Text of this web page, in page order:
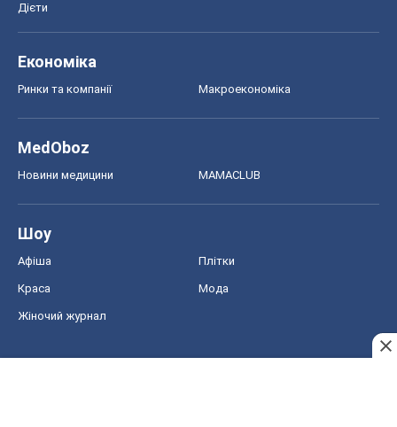
Дієти
Економіка
Ринки та компанії Макроекономіка
MedOboz
Новини медицини MAMACLUB
Шоу
Афіша Плітки
Краса Мода
Жіночий журнал